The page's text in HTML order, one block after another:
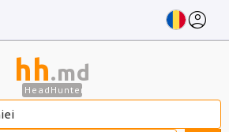
account_circle
hh.md
HeadHunter